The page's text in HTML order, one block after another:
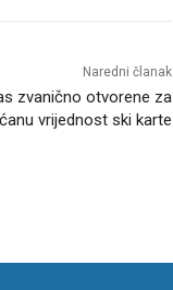
Naredni članak
zvanično otvorene za
vrijednost ski karte